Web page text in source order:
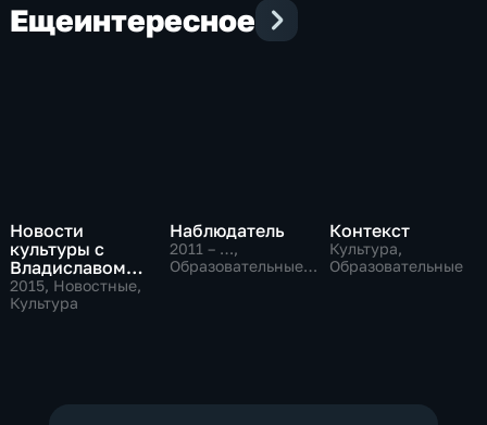
Ещеинтересное
Новости
культуры с
Владиславом
Флярковским
2015, Новостные,
Культура
Наблюдатель
2011 – …,
Образовательные,
Контекст
Культура,
Образовательные